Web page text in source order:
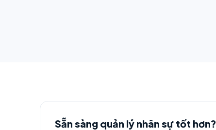
Sẵn sàng quản lý nhân sự tốt hơn?